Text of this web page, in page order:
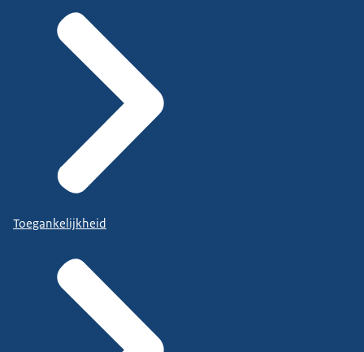
Toegankelijkheid